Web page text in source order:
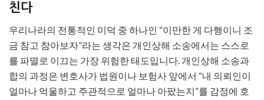
친다
우리나라의 전통적인 미덕 중 하나인 “이만한 게 다행이니 조
금 참고 참아보자”라는 생각은 개인상해 소송에서는 스스로
를 파멸로 이끄는 가장 위험한 태도입니다. 개인상해 소송과
합의 과정은 변호사가 법원이나 보험사 앞에서 “내 의뢰인이
얼마나 억울하고 주관적으로 얼마나 아팠는지”를 감정에 호